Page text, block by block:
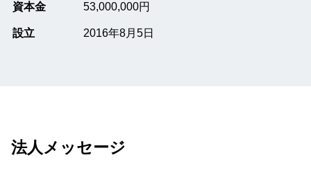
資本金 53,000,000円
設立 2016年8月5日
法人メッセージ